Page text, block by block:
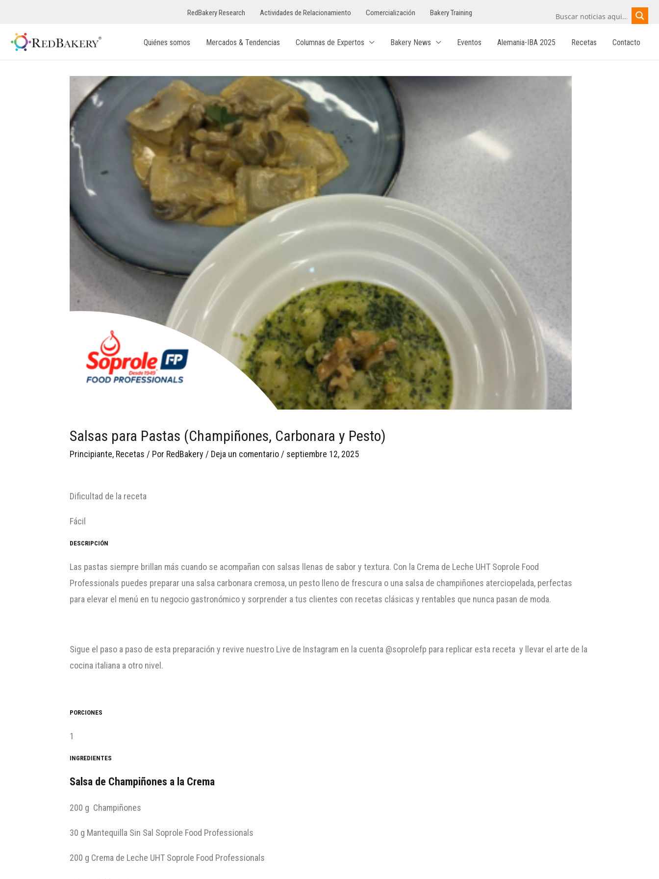
RedBakery Research Actividades de Relacionamiento Comercialización Bakery Training
Quiénes somos Mercados & Tendencias Columnas de Expertos Bakery News Eventos Alemania-IBA 2025 Recetas Contacto
Salsas para Pastas (Champiñones, Carbonara y Pesto)
Principiante, Recetas / Por RedBakery / Deja un comentario / septiembre 12, 2025
Dificultad de la receta
Fácil
DESCRIPCIÓN
Las pastas siempre brillan más cuando se acompañan con salsas llenas de sabor y textura. Con la Crema de Leche UHT Soprole Food
Professionals puedes preparar una salsa carbonara cremosa, un pesto lleno de frescura o una salsa de champiñones aterciopelada, perfectas
para elevar el menú en tu negocio gastronómico y sorprender a tus clientes con recetas clásicas y rentables que nunca pasan de moda.
Sigue el paso a paso de esta preparación y revive nuestro Live de Instagram en la cuenta @soprolefp para replicar esta receta y llevar el arte de la
cocina italiana a otro nivel.
PORCIONES
1
INGREDIENTES
Salsa de Champiñones a la Crema
200 g Champiñones
30 g Mantequilla Sin Sal Soprole Food Professionals
200 g Crema de Leche UHT Soprole Food Professionals